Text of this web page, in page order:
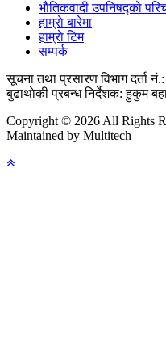
भाैतिकवादी उपनिषद्काे
हाम्राे बारेमा
हाम्राे टिम
सम्पर्क
सूचना तथा प्रसारण विभाग दर्ता
बुढाथाेकी प्रबन्ध निर्देशक: हुकुम
Copyright © 2026 All Rights
Maintained by Multitech